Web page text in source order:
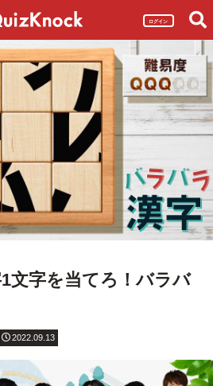
ログイン
文字を当てろ！バラバ
2022.09.13